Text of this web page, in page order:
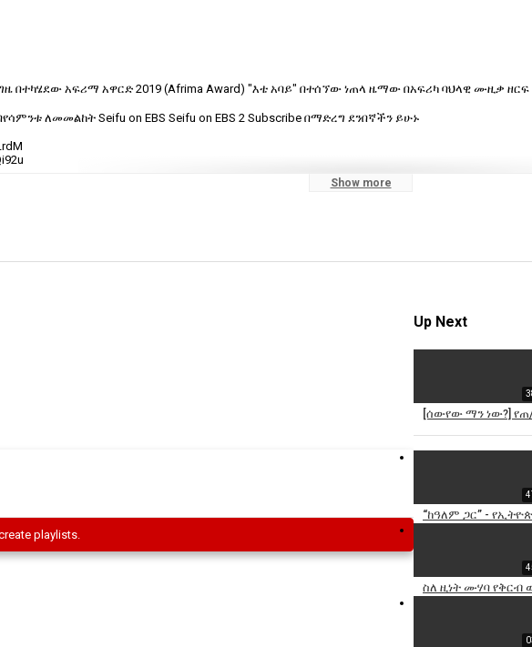
በተካሄደው አፍሪማ አዋርድ 2019 (Afrima Award) "እቴ አባይ" በተሰኘው ነጠላ ዜማው በአፍሪካ ባህላዊ ሙዚቃ
ለመመልከት Seifu on EBS Seifu on EBS 2 Subscribe በማድረግ ደንበኛችን ይሁኑ
Show more
Up Next
[ሰውየው ማን ነው?]
“ከዓለም ጋር” -
ስለ ዚነት ሙሃባ የቅርብ
playlists.